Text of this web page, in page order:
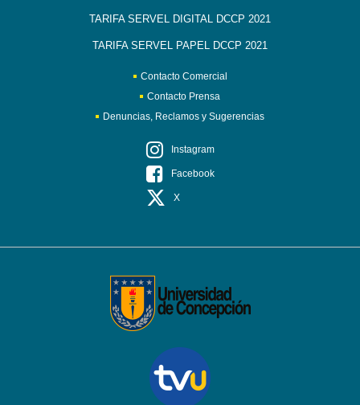
TARIFA SERVEL DIGITAL DCCP 2021
TARIFA SERVEL PAPEL DCCP 2021
Contacto Comercial
Contacto Prensa
Denuncias, Reclamos y Sugerencias
Instagram
Facebook
X